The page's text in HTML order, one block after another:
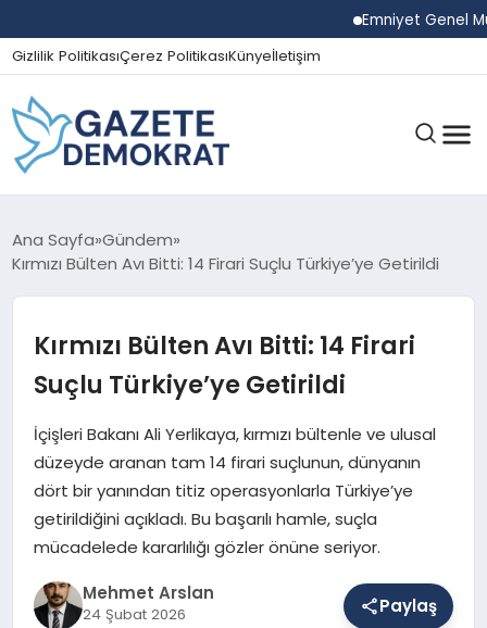
Emniyet Genel
Gizlilik PolitikasıÇerez PolitikasıKünyeİletişim
GÜNDEM
SPOR
MAGAZIN
SAĞLIK
Ana Sayfa Gündem
Kırmızı Bülten Avı Bitti: 14 Firari Suçlu Türkiye’ye Getirildi
Kırmızı Bülten Avı Bitti: 14 Firari
Suçlu Türkiye’ye Getirildi
İçişleri Bakanı Ali Yerlikaya, kırmızı bültenle ve ulusal
düzeyde aranan tam 14 firari suçlunun, dünyanın
dört bir yanından titiz operasyonlarla Türkiye’ye
getirildiğini açıkladı. Bu başarılı hamle, suçla
mücadelede kararlılığı gözler önüne seriyor.
Mehmet Arslan
24 Şubat 2026 Paylaş